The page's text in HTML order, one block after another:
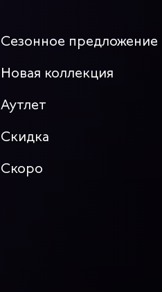
Сезонное предложение
Новая коллекция
Аутлет
Скидка
Скоро